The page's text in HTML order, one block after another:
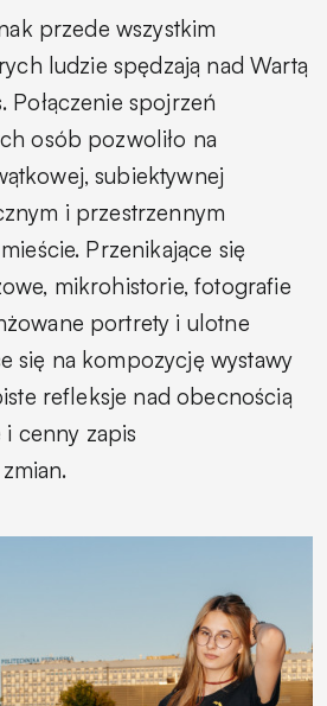
przede wszystkim
ludzie spędzają nad Wartą
Połączenie spojrzeń
osób pozwoliło na
subiektywnej
i przestrzennym
Przenikające się
mikrohistorie, fotografie
portrety i ulotne
się na kompozycję wystawy
refleksje nad obecnością
i cenny zapis